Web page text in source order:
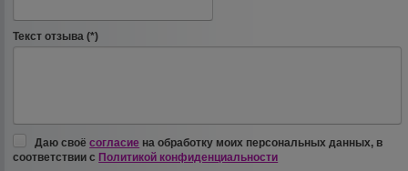
Текст отзыва (*)
Даю своёсогласие на обработку моих персональных данных, в
соответствии с Политикой конфиденциальности